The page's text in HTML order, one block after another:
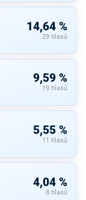
14,64 %
29 hlasů
9,59 %
19 hlasů
5,55 %
11 hlasů
4,04 %
8 hlasů